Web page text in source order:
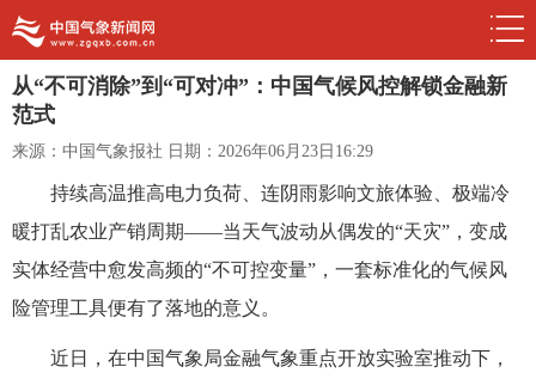
从“不可消除”到“可对冲”：中国气候风控解锁金融新
范式
来源：中国气象报社 日期：2026年06月23日16:29
持续高温推高电力负荷、连阴雨影响文旅体验、极端冷
暖打乱农业产销周期——当天气波动从偶发的“天灾”，变成
实体经营中愈发高频的“不可控变量”，一套标准化的气候风
险管理工具便有了落地的意义。
近日，在中国气象局金融气象重点开放实验室推动下，